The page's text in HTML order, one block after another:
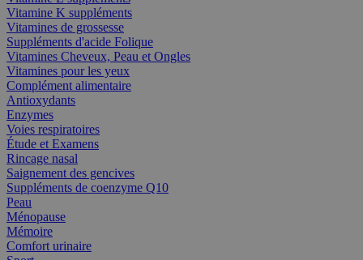
Vitamine K suppléments
Vitamines de grossesse
Suppléments d'acide Folique
Vitamines Cheveux, Peau et Ongles
Vitamines pour les yeux
Complément alimentaire
Antioxydants
Enzymes
Voies respiratoires
Étude et Examens
Rincage nasal
Saignement des gencives
Suppléments de coenzyme Q10
Peau
Ménopause
Mémoire
Comfort urinaire